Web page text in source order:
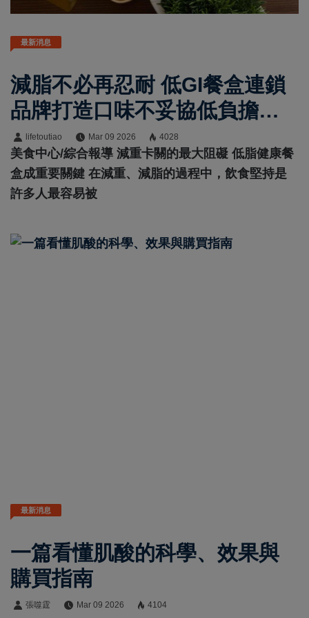
最新消息
減脂不必再忍耐 低GI餐盒連鎖
品牌打造口味不妥協低負擔飲
食lifetoutiao Mar 09 2026 4028
美食中心/綜合報導 減重卡關的最大阻礙 低脂健康餐
盒成重要關鍵 在減重、減脂的過程中，飲食堅持是
許多人最容易被
最新消息
一篇看懂肌酸的科學、效果與
購買指南
張噬霆 Mar 09 2026 4104